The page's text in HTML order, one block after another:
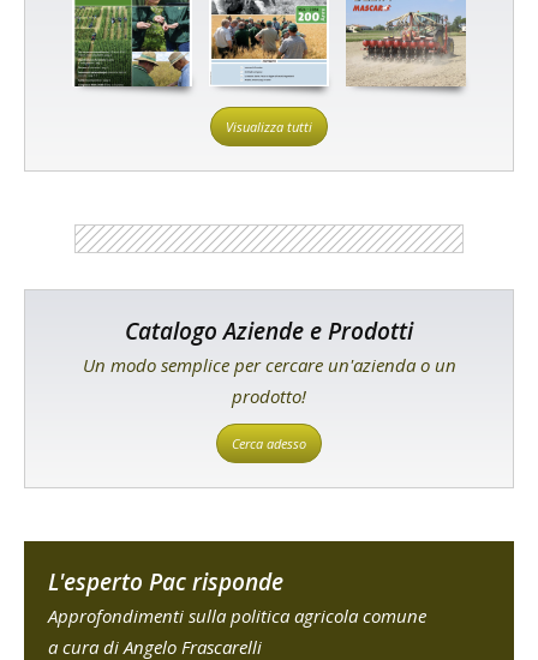
Visualizza tutti
Catalogo Aziende e Prodotti
Un modo semplice per cercare un'azienda o un
prodotto!
Cerca adesso
L'esperto Pac risponde
Approfondimenti sulla politica agricola comune
a cura di Angelo Frascarelli